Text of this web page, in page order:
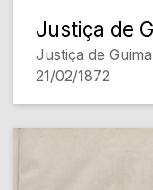
Justiça de
Justiça de
21/02/1872